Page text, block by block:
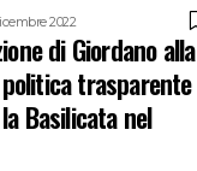
2022
di Giordano alla
trasparente
Basilicata nel